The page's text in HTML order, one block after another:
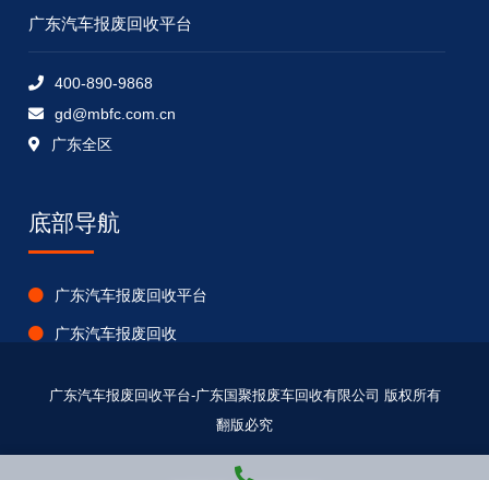
广东汽车报废回收平台
400-890-9868
gd@mbfc.com.cn
广东全区
底部导航
广东汽车报废回收平台
广东汽车报废回收
广东汽车报废回收平台-广东国聚报废车回收有限公司 版权所有
翻版必究